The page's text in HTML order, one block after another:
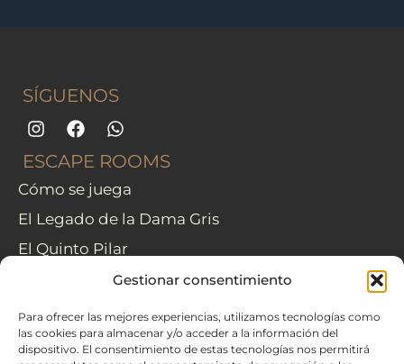
Gestionar consentimiento
Para ofrecer las mejores experiencias, utilizamos tecnologías como
las cookies para almacenar y/o acceder a la información del
dispositivo. El consentimiento de estas tecnologías nos permitirá
SÍGUENOS
I
n
s
t
a
g
r
a
m
F
a
c
e
b
o
o
k
W
h
a
t
s
a
p
p
ESCAPE ROOMS
Cómo se juega
El Legado de la Dama Gris
El Quinto Pilar
CREA TU ESCAPE ROOM
Guía para montar tu escape room casero
Ideas de pruebas de escape room casero